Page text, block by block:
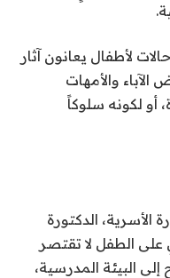
لأطفال يعانون آثار
والأمهات
أو لكونه سلوكاً
الأسرية، الدكتورة
على الطفل لا تقتصر
البيئة المدرسية،